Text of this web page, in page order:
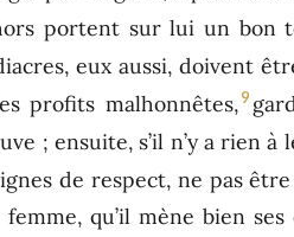
portent sur lui un bon
eux aussi, doivent
profits malhonnêtes,9
; ensuite, s’il n’y a rien
de respect, ne pas
qu’il mène bien